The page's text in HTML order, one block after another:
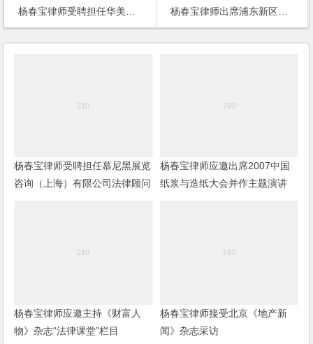
杨春宝律师受聘担任华美敦贸易(上海)有限公司法律顾问
杨春宝律师出席浦东新区侨商会成立大会并成为会员
杨春宝律师受聘担任慕尼黑展览
咨询（上海）有限公司法律顾问
杨春宝律师应邀出席2007中国
纸浆与造纸大会并作主题演讲
杨春宝律师应邀主持《财富人
物》杂志“法律课堂”栏目
杨春宝律师接受北京《地产新
闻》杂志采访